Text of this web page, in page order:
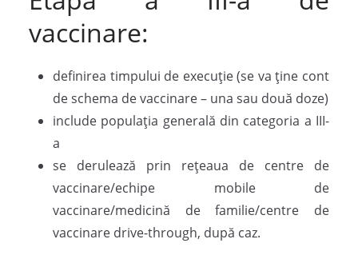
vaccinare:
definirea timpului de execuție (se va ține cont
de schema de vaccinare – una sau două doze)
include populația generală din categoria a III-
a
se derulează prin rețeaua de centre de
vaccinare/echipe mobile de
vaccinare/medicină de familie/centre de
vaccinare drive-through, după caz.